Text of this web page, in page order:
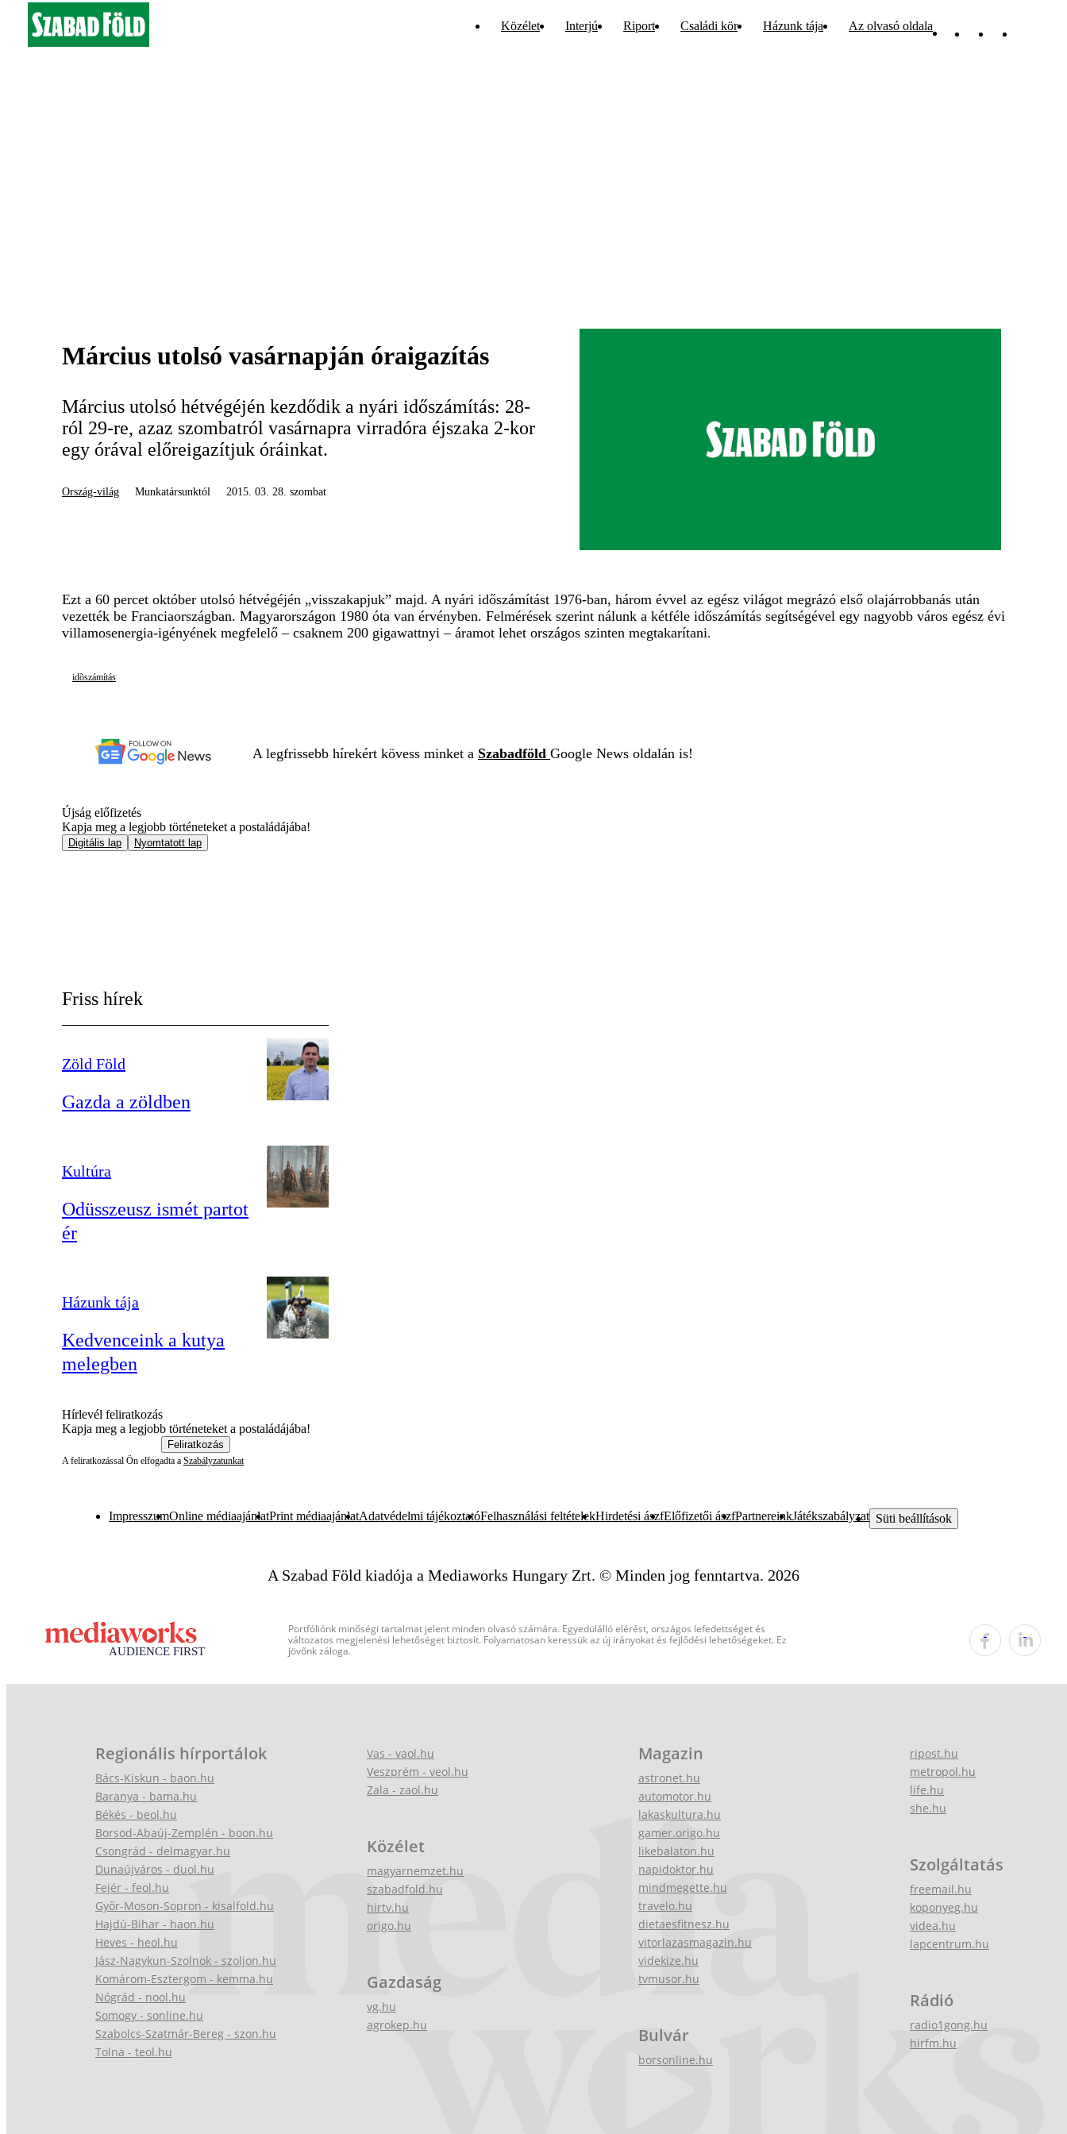
Közélet Interjú Riport Családi kör Házunk tája Az olvasó oldala
Március utolsó vasárnapján óraigazítás
Március utolsó hétvégéjén kezdődik a nyári időszámítás: 28-
ról 29-re, azaz szombatról vasárnapra virradóra éjszaka 2-kor
egy órával előreigazítjuk óráinkat.
Ország-világ Munkatársunktól 2015. 03. 28. szombat
Ezt a 60 percet október utolsó hétvégéjén „visszakapjuk” majd. A nyári időszámítást 1976-ban, három évvel az egész világot megrázó első olajárrobbanás után
vezették be Franciaországban. Magyarországon 1980 óta van érvényben. Felmérések szerint nálunk a kétféle időszámítás segítségével egy nagyobb város egész évi
villamosenergia-igényének megfelelő – csaknem 200 gigawattnyi – áramot lehet országos szinten megtakarítani.
idõszámítás
A legfrissebb hírekért kövess minket a Szabadföld Google News oldalán is!
Újság előfizetés
Kapja meg a legjobb történeteket a postaládájába!
Digitális lap Nyomtatott lap
Friss hírek
Zöld Föld
Gazda a zöldben
Kultúra
Odüsszeusz ismét partot
ér
Házunk tája
Kedvenceink a kutya
melegben
Hírlevél feliratkozás
Kapja meg a legjobb történeteket a postaládájába!
Feliratkozás
A feliratkozással Ön elfogadta a Szabályzatunkat
ImpresszumOnline médiaajánlatPrint médiaajánlatAdatvédelmi tájékoztatóFelhasználási feltételekHirdetési ászfElőfizetői ászfPartnereinkJátékszabályzat Süti beállítások
A Szabad Föld kiadója a Mediaworks Hungary Zrt. © Minden jog fenntartva. 2026
Portfóliónk minőségi tartalmat jelent minden olvasó számára. Egyedülálló elérést, országos lefedettséget és
változatos megjelenési lehetőséget biztosít. Folyamatosan keressük az új irányokat és fejlődési lehetőségeket. Ez
jövőnk záloga.
Regionális hírportálok
Bács-Kiskun - baon.hu
Baranya - bama.hu
Békés - beol.hu
Borsod-Abaúj-Zemplén - boon.hu
Csongrád - delmagyar.hu
Dunaújváros - duol.hu
Fejér - feol.hu
Győr-Moson-Sopron - kisalfold.hu
Hajdú-Bihar - haon.hu
Heves - heol.hu
Jász-Nagykun-Szolnok - szoljon.hu
Komárom-Esztergom - kemma.hu
Nógrád - nool.hu
Somogy - sonline.hu
Szabolcs-Szatmár-Bereg - szon.hu
Tolna - teol.hu
Vas - vaol.hu
Veszprém - veol.hu
Zala - zaol.hu
Közélet
magyarnemzet.hu
szabadfold.hu
hirtv.hu
origo.hu
Gazdaság
vg.hu
agrokep.hu
Magazin
astronet.hu
automotor.hu
lakaskultura.hu
gamer.origo.hu
likebalaton.hu
napidoktor.hu
mindmegette.hu
travelo.hu
dietaesfitnesz.hu
vitorlazasmagazin.hu
videkize.hu
tvmusor.hu
Bulvár
borsonline.hu
ripost.hu
metropol.hu
life.hu
she.hu
Szolgáltatás
freemail.hu
koponyeg.hu
videa.hu
lapcentrum.hu
Rádió
radio1gong.hu
hirfm.hu